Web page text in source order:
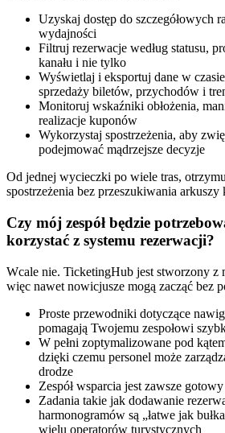
Uzyskaj dostęp do szczegółowych
wydajności
Filtruj rezerwacje według statusu,
kanału i nie tylko
Wyświetlaj i eksportuj dane w
sprzedaży biletów, przychodów i
Monitoruj wskaźniki obłożenia,
realizacje kuponów
Wykorzystaj spostrzeżenia, aby
podejmować mądrzejsze decyzje
Od jednej wycieczki po wiele tras,
spostrzeżenia bez przeszukiwania
Czy mój zespół będzie
korzystać z systemu rezerwacji?
Wcale nie. TicketingHub jest stworzony z
więc nawet nowicjusze mogą zacząć bez
Proste przewodniki dotyczące
pomagają Twojemu zespołowi
W pełni zoptymalizowane pod
dzięki czemu personel może
drodze
Zespół wsparcia jest zawsze
Zadania takie jak dodawanie
harmonogramów są „łatwe jak
wielu operatorów turystycznych